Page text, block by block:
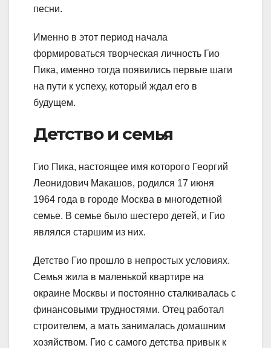
песни.
Именно в этот период начала
формироваться творческая личность Гио
Пика, именно тогда появились первые шаги
на пути к успеху, который ждал его в
будущем.
Детство и семья
Гио Пика, настоящее имя которого Георгий
Леонидович Макашов, родился 17 июня
1964 года в городе Москва в многодетной
семье. В семье было шестеро детей, и Гио
являлся старшим из них.
Детство Гио прошло в непростых условиях.
Семья жила в маленькой квартире на
окраине Москвы и постоянно сталкивалась с
финансовыми трудностями. Отец работал
строителем, а мать занималась домашним
хозяйством. Гио с самого детства привык к